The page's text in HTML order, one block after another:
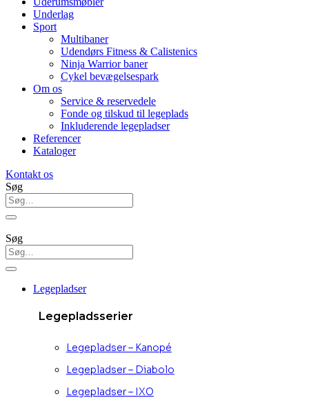
Underlag
Sport
Multibaner
Udendørs Fitness & Calistenics
Ninja Warrior baner
Cykel bevægelsespark
Om os
Service & reservedele
Fonde og tilskud til legeplads
Inkluderende legepladser
Referencer
Kataloger
Kontakt os
Søg
Søg
Legepladser
Legepladsserier
Legepladser – Kanopé
Legepladser – Diabolo
Legepladser – IXO